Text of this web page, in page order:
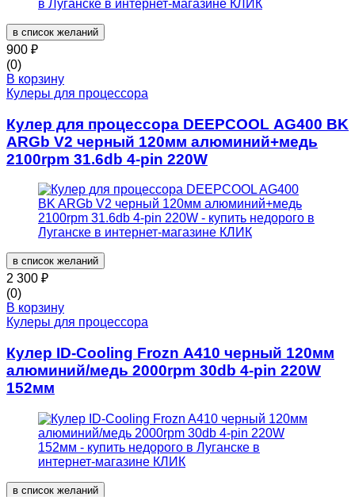
в список желаний
900 ₽
(0)
В корзину
Кулеры для процессора
Кулер для процессора DEEPCOOL AG400 BK
ARGb V2 черный 120мм алюминий+медь
2100rpm 31.6db 4-pin 220W
в список желаний
2 300 ₽
(0)
В корзину
Кулеры для процессора
Кулер ID-Cooling Frozn A410 черный 120мм
алюминий/медь 2000rpm 30db 4-pin 220W
152мм
в список желаний